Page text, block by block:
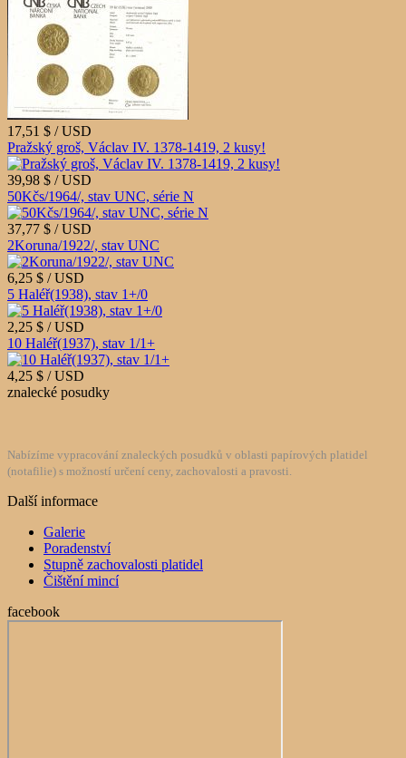
17,51 $ / USD
Pražský groš, Václav IV. 1378-1419, 2 kusy!
39,98 $ / USD
50Kčs/1964/, stav UNC, série N
37,77 $ / USD
2Koruna/1922/, stav UNC
6,25 $ / USD
5 Haléř(1938), stav 1+/0
2,25 $ / USD
10 Haléř(1937), stav 1/1+
4,25 $ / USD
znalecké posudky
Nabízíme vypracování znaleckých posudků v oblasti papírových platidel
(notafilie) s možností určení ceny, zachovalosti a pravosti.
Další informace
Galerie
Poradenství
Stupně zachovalosti platidel
Čištění mincí
facebook